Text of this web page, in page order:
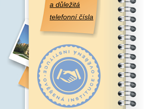
a důležitá
telefonní čísla